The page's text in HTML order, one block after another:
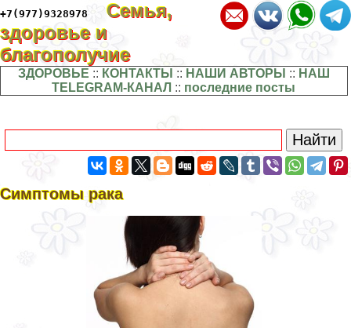
+7(977)9328978
Семья,
здоровье и
благополучие
ЗДОРОВЬЕ :: КОНТАКТЫ :: НАШИ АВТОРЫ :: НАШ
TELEGRAM-КАНАЛ :: последние посты
Симптомы paка